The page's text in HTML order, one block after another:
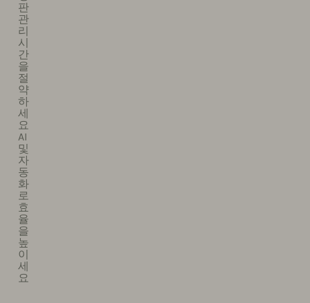
판
관
리
시
간
을
절
약
하
세
요
AI
및
자
동
화
로
효
율
을
높
이
세
요​